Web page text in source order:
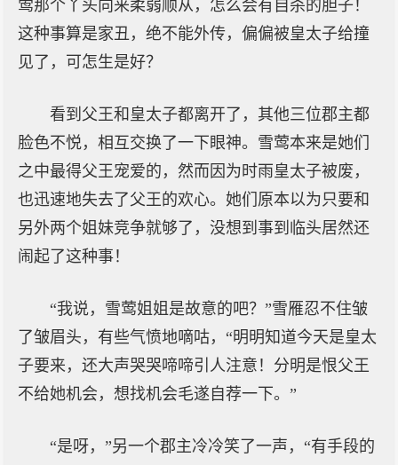
莺那个丫头向来柔弱顺从，怎么会有自杀的胆子！
这种事算是家丑，绝不能外传，偏偏被皇太子给撞
见了，可怎生是好？
看到父王和皇太子都离开了，其他三位郡主都
脸色不悦，相互交换了一下眼神。雪莺本来是她们
之中最得父王宠爱的，然而因为时雨皇太子被废，
也迅速地失去了父王的欢心。她们原本以为只要和
另外两个姐妹竞争就够了，没想到事到临头居然还
闹起了这种事！
“我说，雪莺姐姐是故意的吧？”雪雁忍不住皱
了皱眉头，有些气愤地嘀咕，“明明知道今天是皇太
子要来，还大声哭哭啼啼引人注意！分明是恨父王
不给她机会，想找机会毛遂自荐一下。”
“是呀，”另一个郡主冷冷笑了一声，“有手段的